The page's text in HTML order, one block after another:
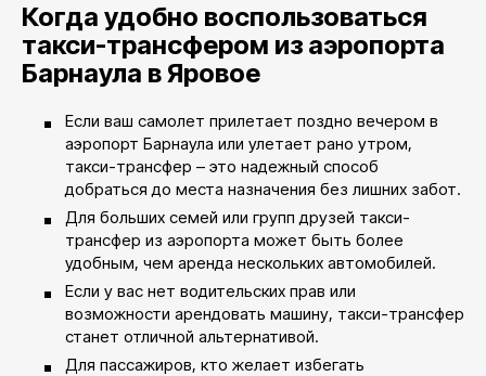
Когда удобно воспользоваться
такси-трансфером из аэропорта
Барнаула в Яровое
Если ваш самолет прилетает поздно вечером в
аэропорт Барнаула или улетает рано утром,
такси-трансфер – это надежный способ
добраться до места назначения без лишних забот.
Для больших семей или групп друзей такси-
трансфер из аэропорта может быть более
удобным, чем аренда нескольких автомобилей.
Если у вас нет водительских прав или
возможности арендовать машину, такси-трансфер
станет отличной альтернативой.
Для пассажиров, кто желает избегать